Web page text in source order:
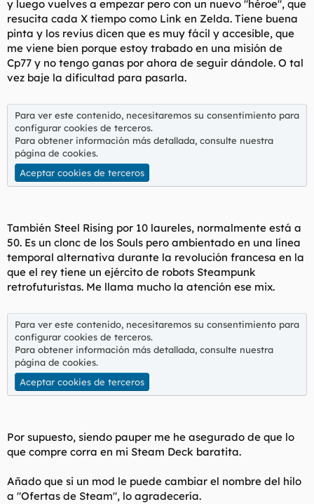
y luego vuelves a empezar pero con un nuevo "héroe", que
resucita cada X tiempo como Link en Zelda. Tiene buena
pinta y los revius dicen que es muy fácil y accesible, que
me viene bien porque estoy trabado en una misión de
Cp77 y no tengo ganas por ahora de seguir dándole. O tal
vez baje la dificultad para pasarla.
Para ver este contenido, necesitaremos su consentimiento para
configurar cookies de terceros.
Para obtener información más detallada, consulte nuestra
página de cookies.
Aceptar cookies de terceros
También Steel Rising por 10 laureles, normalmente está a
50. Es un clonc de los Souls pero ambientado en una línea
temporal alternativa durante la revolución francesa en la
que el rey tiene un ejército de robots Steampunk
retrofuturistas. Me llama mucho la atención ese mix.
Para ver este contenido, necesitaremos su consentimiento para
configurar cookies de terceros.
Para obtener información más detallada, consulte nuestra
página de cookies.
Aceptar cookies de terceros
Por supuesto, siendo pauper me he asegurado de que lo
que compre corra en mi Steam Deck baratita.
Añado que si un mod le puede cambiar el nombre del hilo
a "Ofertas de Steam", lo agradecería.